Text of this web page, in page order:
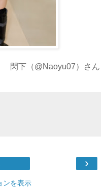
閃下（@Naoyu07）さん
›
ンを表示